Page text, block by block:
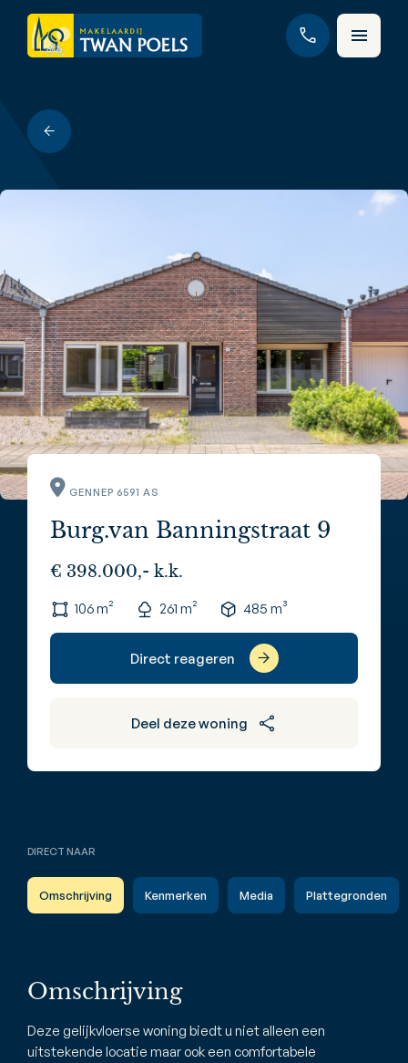
GENNEP 6591 AS
Burg.van Banningstraat 9
€ 398.000,- k.k.
106 m² 261 m² 485 m³
Direct reageren
Deel deze woning
DIRECT NAAR
Omschrijving Kenmerken Media Plattegronden
Omschrijving
Deze gelijkvloerse woning biedt u niet alleen een
uitstekende locatie maar ook een comfortabele